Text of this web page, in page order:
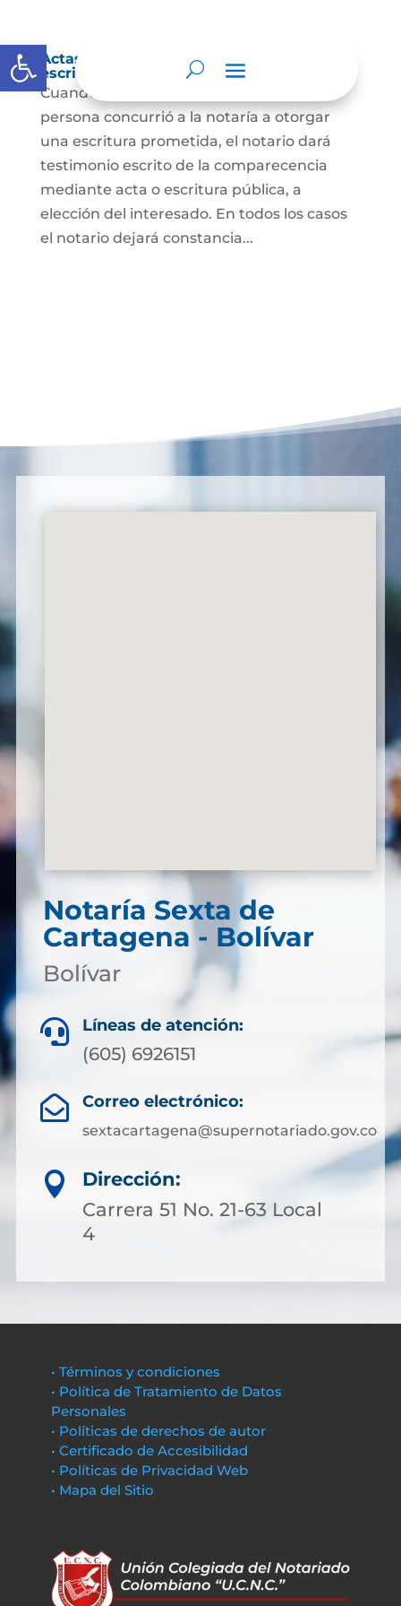
Abrir barra de herramientas
Actas de comparecencia para otorgar
escritura pública
Cuando se trate de comprobar que una
persona concurrió a la notaría a otorgar
una escritura prometida, el notario dará
testimonio escrito de la comparecencia
mediante acta o escritura pública, a
elección del interesado. En todos los casos
el notario dejará constancia...
Notaría Sexta de
Cartagena - Bolívar
Bolívar
 Líneas de atención:
(605) 6926151
 Correo electrónico:
sextacartagena@supernotariado.gov.co

Dirección:
Carrera 51 No. 21-63 Local
4
• Términos y condiciones
• Política de Tratamiento de Datos
Personales
• Políticas de derechos de autor
• Certificado de Accesibilidad
• Políticas de Privacidad Web
• Mapa del Sitio